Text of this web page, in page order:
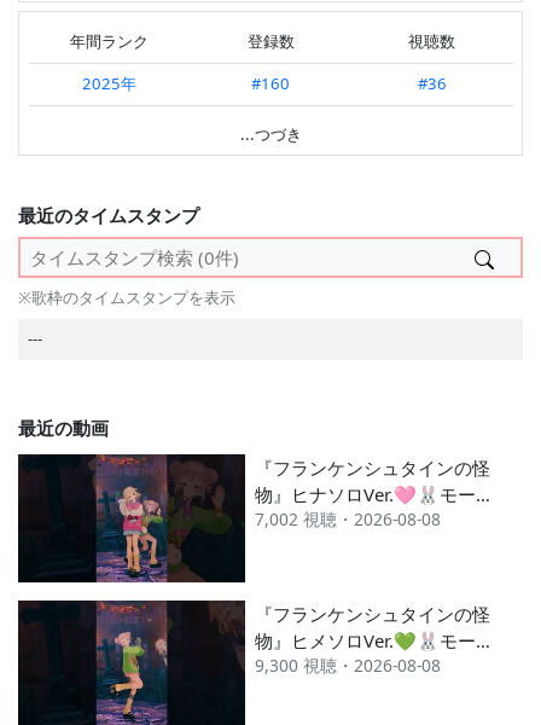
2026.06 第4週
#26
#82
2026.06 第3週
---
#113
2026.06 第2週
---
#88
2026.06 第1週
---
#85
2026.05 第4週
---
#123
2026.05 第3週
---
#143
2026 5月
---
#135
2026 4月
---
#139
2026 3月
---
2025 12月
2025 11月
2025 10月
2025 7月
2025 6月
#66
#23
2025 5月
#195
#28
年間ランク 登録数
視聴数
2025年
#160
#36
#93
2022年
2021年
...つづき
最近のタイムスタンプ
※歌枠のタイムスタンプを表示
---
最近の動画
『フランケンシュタインの怪
物』ヒナソロVer.🩷🐰モーシ
ョン配布ちゅ😘 #HIMEHINA
7,002 視聴・2026-08-08
『フランケンシュタインの怪
物』ヒメソロVer.💚🐰モーシ
ョン配布中だよ💫
9,300 視聴・2026-08-08